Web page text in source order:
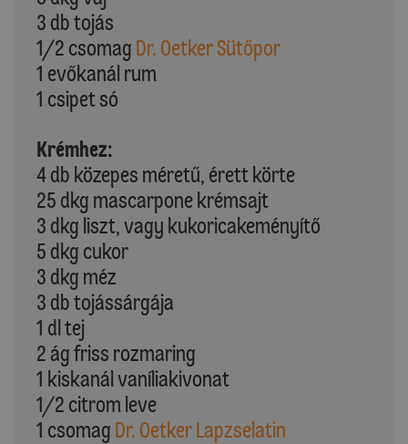
3 db tojás
1/2 csomag Dr. Oetker Sütőpor
1 evőkanál rum
1 csipet só
Krémhez:
4 db közepes méretű, érett körte
25 dkg mascarpone krémsajt
3 dkg liszt, vagy kukoricakeményítő
5 dkg cukor
3 dkg méz
3 db tojássárgája
1 dl tej
2 ág friss rozmaring
1 kiskanál vaníliakivonat
1/2 citrom leve
1 csomag Dr. Oetker Lapzselatin